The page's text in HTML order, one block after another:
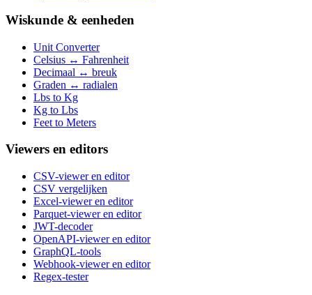
Wiskunde & eenheden
Unit Converter
Celsius ↔ Fahrenheit
Decimaal ↔ breuk
Graden ↔ radialen
Lbs to Kg
Kg to Lbs
Feet to Meters
Viewers en editors
CSV-viewer en editor
CSV vergelijken
Excel-viewer en editor
Parquet-viewer en editor
JWT-decoder
OpenAPI-viewer en editor
GraphQL-tools
Webhook-viewer en editor
Regex-tester